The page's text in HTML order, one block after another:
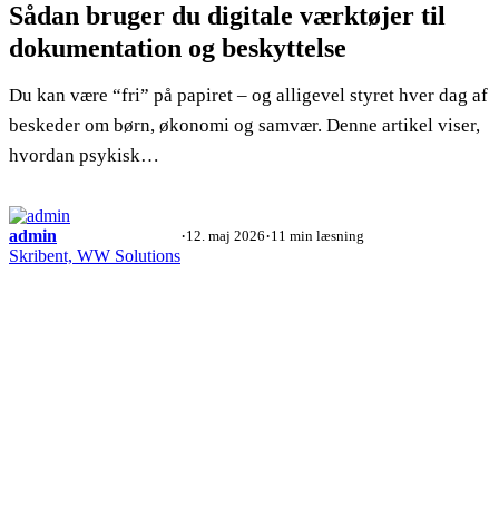
Sådan bruger du digitale værktøjer til
dokumentation og beskyttelse
Du kan være “fri” på papiret – og alligevel styret hver dag af
beskeder om børn, økonomi og samvær. Denne artikel viser,
hvordan psykisk…
admin
Skribent, WW Solutions
·12. maj 2026·11 min læsning